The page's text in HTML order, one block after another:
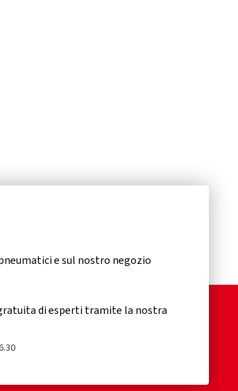
e sul nostro negozio
di esperti tramite la nostra